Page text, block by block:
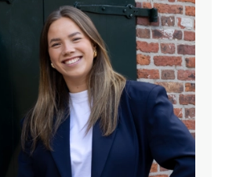
opgezet en verzorgd afgewerkt
Deze is voorzien van een
en een aansluiting voor de
maar is eeuwigdurend